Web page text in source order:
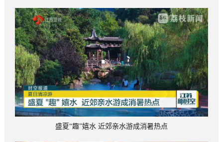
盛夏“趣”嬉水 近郊亲水游成消暑热点